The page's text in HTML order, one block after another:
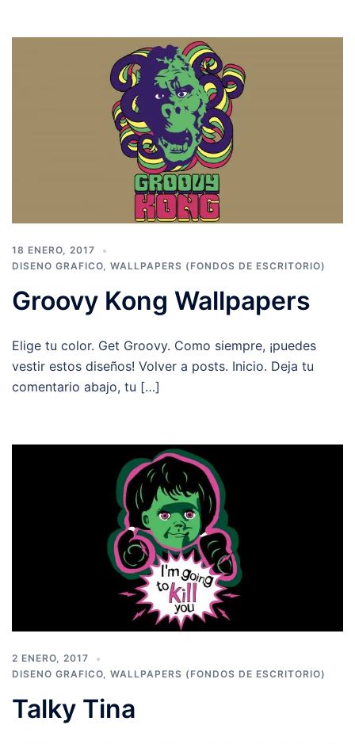
18 ENERO, 2017
DISENO GRAFICO, WALLPAPERS (FONDOS DE ESCRITORIO)
Groovy Kong Wallpapers
Elige tu color. Get Groovy. Como siempre, ¡puedes
vestir estos diseños! Volver a posts. Inicio. Deja tu
comentario abajo, tu […]
2 ENERO, 2017
DISENO GRAFICO WALLPAPERS (FONDOS DE ESCRITORIO)
Talky Tina